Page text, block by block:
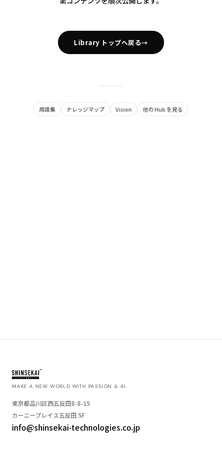
Library トップへ戻る→
用語集 ナレッジマップ Vision 他の Hub を見る
MAKE A NEW WORLD WITH PASSION & AI.
東京都品川区西五反田8-8-15
カーニープレイス五反田 5F
info@shinsekai-technologies.co.jp